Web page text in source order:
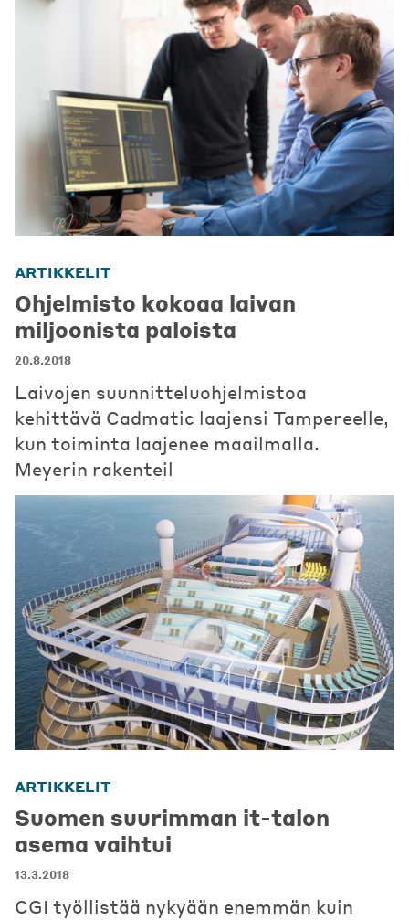
ARTIKKELIT
Ohjelmisto kokoaa laivan
miljoonista paloista
20.8.2018
Laivojen suunnitteluohjelmistoa
kehittävä Cadmatic laajensi Tampereelle,
kun toiminta laajenee maailmalla.
Meyerin rakenteil
ARTIKKELIT
Suomen suurimman it-talon
asema vaihtui
13.3.2018
CGI työllistää nykyään enemmän kuin